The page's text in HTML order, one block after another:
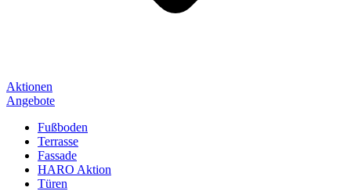
Aktionen
Angebote
Fußboden
Terrasse
Fassade
HARO Aktion
Türen